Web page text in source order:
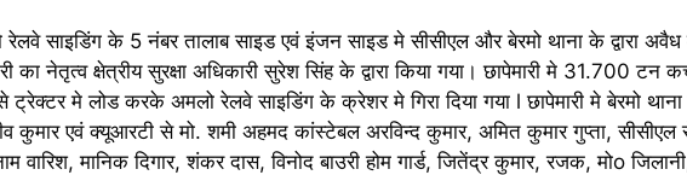
रेलवे साइडिंग के 5 नंबर तालाब साइड एवं इंजन साइड मे सीसीएल और बेरमो थाना के द्वारा
का नेतृत्व क्षेत्रीय सुरक्षा अधिकारी सुरेश सिंह के द्वारा किया गया। छापेमारी मे 31.700 टन
मे लोड करके अमलो रेलवे साइडिंग के क्रेशर मे गिरा दिया गया l छापेमारी मे बेरमो थाना
एवं क्यूआरटी से मो. शमी अहमद कांस्टेबल अरविन्द कुमार, अमित कुमार गुप्ता, सीसीएल से
वारिश, मानिक दिगार, शंकर दास, विनोद बाउरी होम गार्ड, जितेंद्र कुमार, रजक, मोo जिलानी,